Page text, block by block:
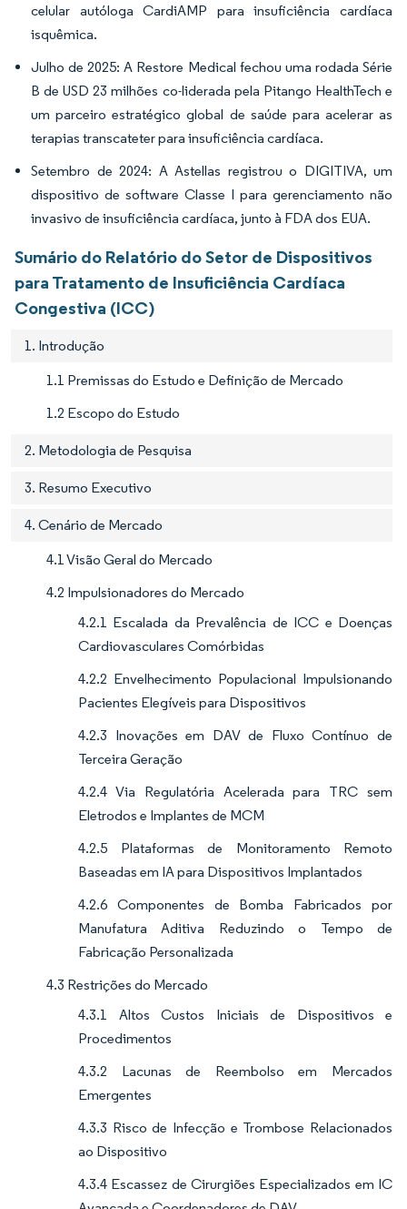
celular autóloga CardiAMP para insuficiência cardíaca
isquêmica.
Julho de 2025: A Restore Medical fechou uma rodada Série
B de USD 23 milhões co-liderada pela Pitango HealthTech e
um parceiro estratégico global de saúde para acelerar as
terapias transcateter para insuficiência cardíaca.
Setembro de 2024: A Astellas registrou o DIGITIVA, um
dispositivo de software Classe I para gerenciamento não
invasivo de insuficiência cardíaca, junto à FDA dos EUA.
Sumário do Relatório do Setor de Dispositivos
para Tratamento de Insuficiência Cardíaca
Congestiva (ICC)
1. Introdução
1.1 Premissas do Estudo e Definição de Mercado
1.2 Escopo do Estudo
2. Metodologia de Pesquisa
3. Resumo Executivo
4. Cenário de Mercado
4.1 Visão Geral do Mercado
4.2 Impulsionadores do Mercado
4.2.1 Escalada da Prevalência de ICC e Doenças
Cardiovasculares Comórbidas
4.2.2 Envelhecimento Populacional Impulsionando
Pacientes Elegíveis para Dispositivos
4.2.3 Inovações em DAV de Fluxo Contínuo de
Terceira Geração
4.2.4 Via Regulatória Acelerada para TRC sem
Eletrodos e Implantes de MCM
4.2.5 Plataformas de Monitoramento Remoto
Baseadas em IA para Dispositivos Implantados
4.2.6 Componentes de Bomba Fabricados por
Manufatura Aditiva Reduzindo o Tempo de
Fabricação Personalizada
4.3 Restrições do Mercado
4.3.1 Altos Custos Iniciais de Dispositivos e
Procedimentos
4.3.2 Lacunas de Reembolso em Mercados
Emergentes
4.3.3 Risco de Infecção e Trombose Relacionados
ao Dispositivo
4.3.4 Escassez de Cirurgiões Especializados em IC